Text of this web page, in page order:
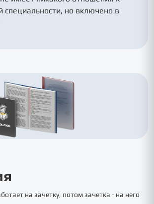
специальности, но включено в
на зачетку, потом зачетка - на него